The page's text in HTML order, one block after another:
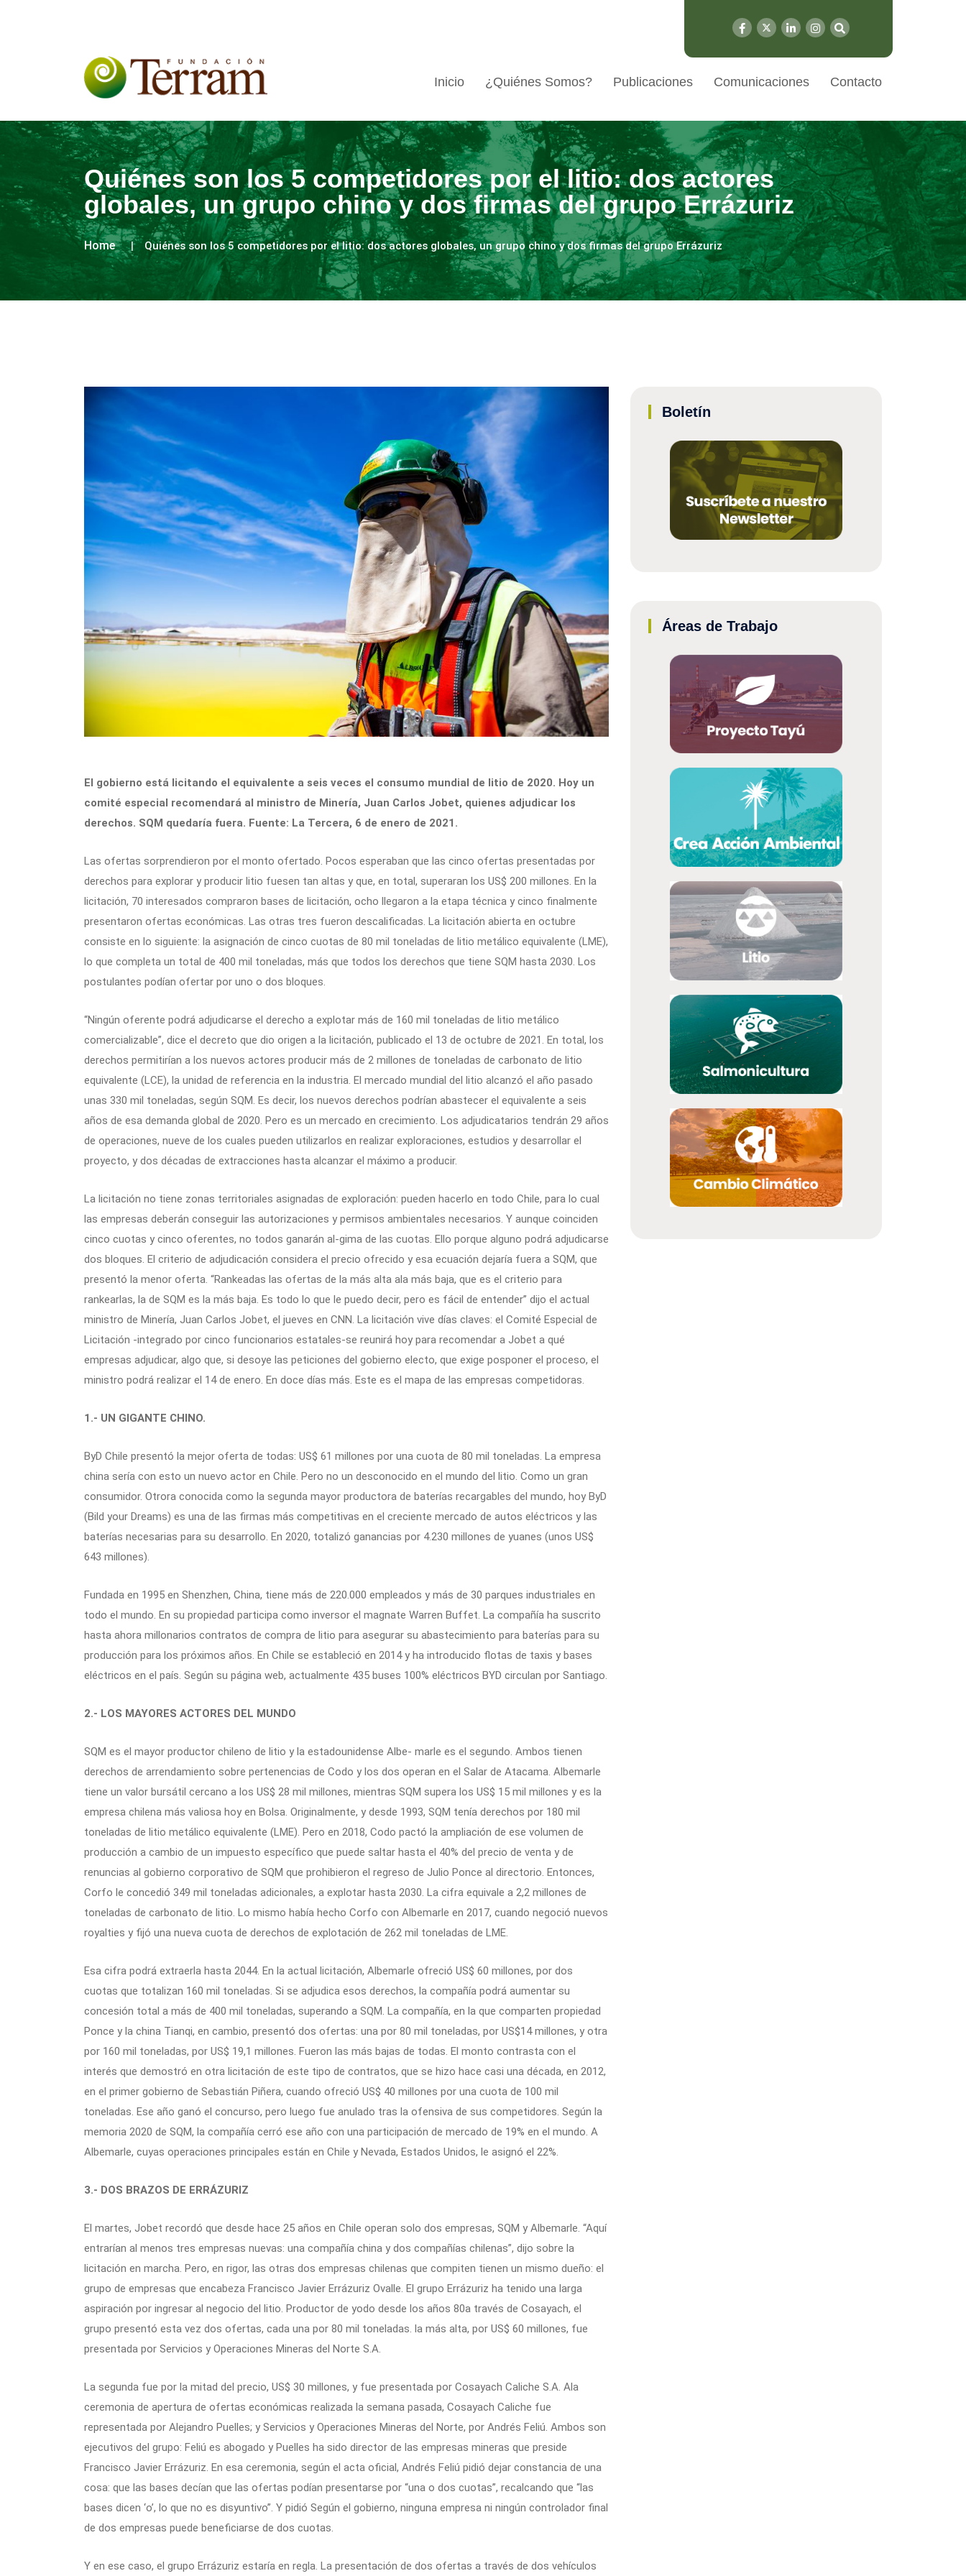
Inicio ¿Quiénes Somos? Publicaciones Comunicaciones Contacto
Quiénes son los 5 competidores por el litio: dos actores
globales, un grupo chino y dos firmas del grupo Errázuriz
Home Quiénes son los 5 competidores por el litio: dos actores globales, un grupo chino y dos firmas del grupo Errázuriz
El gobierno está licitando el equivalente a seis veces el consumo mundial de litio de 2020. Hoy un
comité especial recomendará al ministro de Minería, Juan Carlos Jobet, quienes adjudicar los
derechos. SQM quedaría fuera. Fuente: La Tercera, 6 de enero de 2021.
Las ofertas sorprendieron por el monto ofertado. Pocos esperaban que las cinco ofertas presentadas por
derechos para explorar y producir litio fuesen tan altas y que, en total, superaran los US$ 200 millones. En la
licitación, 70 interesados compraron bases de licitación, ocho llegaron a la etapa técnica y cinco finalmente
presentaron ofertas económicas. Las otras tres fueron descalificadas. La licitación abierta en octubre
consiste en lo siguiente: la asignación de cinco cuotas de 80 mil toneladas de litio metálico equivalente (LME),
lo que completa un total de 400 mil toneladas, más que todos los derechos que tiene SQM hasta 2030. Los
postulantes podían ofertar por uno o dos bloques.
“Ningún oferente podrá adjudicarse el derecho a explotar más de 160 mil toneladas de litio metálico
comercializable”, dice el decreto que dio origen a la licitación, publicado el 13 de octubre de 2021. En total, los
derechos permitirían a los nuevos actores producir más de 2 millones de toneladas de carbonato de litio
equivalente (LCE), la unidad de referencia en la industria. El mercado mundial del litio alcanzó el año pasado
unas 330 mil toneladas, según SQM. Es decir, los nuevos derechos podrían abastecer el equivalente a seis
años de esa demanda global de 2020. Pero es un mercado en crecimiento. Los adjudicatarios tendrán 29 años
de operaciones, nueve de los cuales pueden utilizarlos en realizar exploraciones, estudios y desarrollar el
proyecto, y dos décadas de extracciones hasta alcanzar el máximo a producir.
La licitación no tiene zonas territoriales asignadas de exploración: pueden hacerlo en todo Chile, para lo cual
las empresas deberán conseguir las autorizaciones y permisos ambientales necesarios. Y aunque coinciden
cinco cuotas y cinco oferentes, no todos ganarán al-gima de las cuotas. Ello porque alguno podrá adjudicarse
dos bloques. El criterio de adjudicación considera el precio ofrecido y esa ecuación dejaría fuera a SQM, que
presentó la menor oferta. “Rankeadas las ofertas de la más alta ala más baja, que es el criterio para
rankearlas, la de SQM es la más baja. Es todo lo que le puedo decir, pero es fácil de entender” dijo el actual
ministro de Minería, Juan Carlos Jobet, el jueves en CNN. La licitación vive días claves: el Comité Especial de
Licitación -integrado por cinco funcionarios estatales-se reunirá hoy para recomendar a Jobet a qué
empresas adjudicar, algo que, si desoye las peticiones del gobierno electo, que exige posponer el proceso, el
ministro podrá realizar el 14 de enero. En doce días más. Este es el mapa de las empresas competidoras.
1.- UN GIGANTE CHINO.
ByD Chile presentó la mejor oferta de todas: US$ 61 millones por una cuota de 80 mil toneladas. La empresa
china sería con esto un nuevo actor en Chile. Pero no un desconocido en el mundo del litio. Como un gran
consumidor. Otrora conocida como la segunda mayor productora de baterías recargables del mundo, hoy ByD
(Bild your Dreams) es una de las firmas más competitivas en el creciente mercado de autos eléctricos y las
baterías necesarias para su desarrollo. En 2020, totalizó ganancias por 4.230 millones de yuanes (unos US$
643 millones).
Fundada en 1995 en Shenzhen, China, tiene más de 220.000 empleados y más de 30 parques industriales en
todo el mundo. En su propiedad participa como inversor el magnate Warren Buffet. La compañía ha suscrito
hasta ahora millonarios contratos de compra de litio para asegurar su abastecimiento para baterías para su
producción para los próximos años. En Chile se estableció en 2014 y ha introducido flotas de taxis y bases
eléctricos en el país. Según su página web, actualmente 435 buses 100% eléctricos BYD circulan por Santiago.
2.- LOS MAYORES ACTORES DEL MUNDO
SQM es el mayor productor chileno de litio y la estadounidense Albe- marle es el segundo. Ambos tienen
derechos de arrendamiento sobre pertenencias de Codo y los dos operan en el Salar de Atacama. Albemarle
tiene un valor bursátil cercano a los US$ 28 mil millones, mientras SQM supera los US$ 15 mil millones y es la
empresa chilena más valiosa hoy en Bolsa. Originalmente, y desde 1993, SQM tenía derechos por 180 mil
toneladas de litio metálico equivalente (LME). Pero en 2018, Codo pactó la ampliación de ese volumen de
producción a cambio de un impuesto específico que puede saltar hasta el 40% del precio de venta y de
renuncias al gobierno corporativo de SQM que prohibieron el regreso de Julio Ponce al directorio. Entonces,
Corfo le concedió 349 mil toneladas adicionales, a explotar hasta 2030. La cifra equivale a 2,2 millones de
toneladas de carbonato de litio. Lo mismo había hecho Corfo con Albemarle en 2017, cuando negoció nuevos
royalties y fijó una nueva cuota de derechos de explotación de 262 mil toneladas de LME.
Esa cifra podrá extraerla hasta 2044. En la actual licitación, Albemarle ofreció US$ 60 millones, por dos
cuotas que totalizan 160 mil toneladas. Si se adjudica esos derechos, la compañía podrá aumentar su
concesión total a más de 400 mil toneladas, superando a SQM. La compañía, en la que comparten propiedad
Ponce y la china Tianqi, en cambio, presentó dos ofertas: una por 80 mil toneladas, por US$14 millones, y otra
por 160 mil toneladas, por US$ 19,1 millones. Fueron las más bajas de todas. El monto contrasta con el
interés que demostró en otra licitación de este tipo de contratos, que se hizo hace casi una década, en 2012,
en el primer gobierno de Sebastián Piñera, cuando ofreció US$ 40 millones por una cuota de 100 mil
toneladas. Ese año ganó el concurso, pero luego fue anulado tras la ofensiva de sus competidores. Según la
memoria 2020 de SQM, la compañía cerró ese año con una participación de mercado de 19% en el mundo. A
Albemarle, cuyas operaciones principales están en Chile y Nevada, Estados Unidos, le asignó el 22%.
3.- DOS BRAZOS DE ERRÁZURIZ
El martes, Jobet recordó que desde hace 25 años en Chile operan solo dos empresas, SQM y Albemarle. “Aquí
entrarían al menos tres empresas nuevas: una compañía china y dos compañías chilenas”, dijo sobre la
licitación en marcha. Pero, en rigor, las otras dos empresas chilenas que compiten tienen un mismo dueño: el
grupo de empresas que encabeza Francisco Javier Errázuriz Ovalle. El grupo Errázuriz ha tenido una larga
aspiración por ingresar al negocio del litio. Productor de yodo desde los años 80a través de Cosayach, el
grupo presentó esta vez dos ofertas, cada una por 80 mil toneladas. la más alta, por US$ 60 millones, fue
presentada por Servicios y Operaciones Mineras del Norte S.A.
La segunda fue por la mitad del precio, US$ 30 millones, y fue presentada por Cosayach Caliche S.A. Ala
ceremonia de apertura de ofertas económicas realizada la semana pasada, Cosayach Caliche fue
representada por Alejandro Puelles; y Servicios y Operaciones Mineras del Norte, por Andrés Feliú. Ambos son
ejecutivos del grupo: Feliú es abogado y Puelles ha sido director de las empresas mineras que preside
Francisco Javier Errázuriz. En esa ceremonia, según el acta oficial, Andrés Feliú pidió dejar constancia de una
cosa: que las bases decían que las ofertas podían presentarse por “una o dos cuotas”, recalcando que “las
bases dicen ‘o’, lo que no es disyuntivo”. Y pidió Según el gobierno, ninguna empresa ni ningún controlador final
de dos empresas puede beneficiarse de dos cuotas.
Y en ese caso, el grupo Errázuriz estaría en regla. La presentación de dos ofertas a través de dos vehículos
Boletín
Áreas de Trabajo